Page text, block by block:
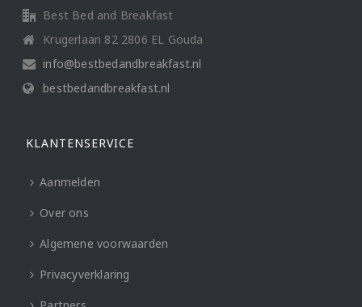
Best Bed and Breakfast
Krugerlaan 82 2806 EL Gouda
info@bestbedandbreakfast.nl
bestbedandbreakfast.nl
KLANTENSERVICE
Aanmelden
Over ons
Algemene voorwaarden
Privacyverklaring